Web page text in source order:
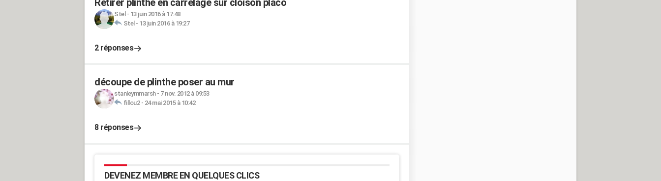
Retirer plinthe en carrelage sur cloison placo
Stel - 13 juin 2016 à 17:48
Stel - 13 juin 2016 à 19:27
2 réponses
découpe de plinthe poser au mur
stanleymmarsh- 7 nov. 2012 à 09:53
fillou2- 24 mai 2015 à 10:42
8 réponses
DEVENEZ MEMBRE EN QUELQUES CLICS